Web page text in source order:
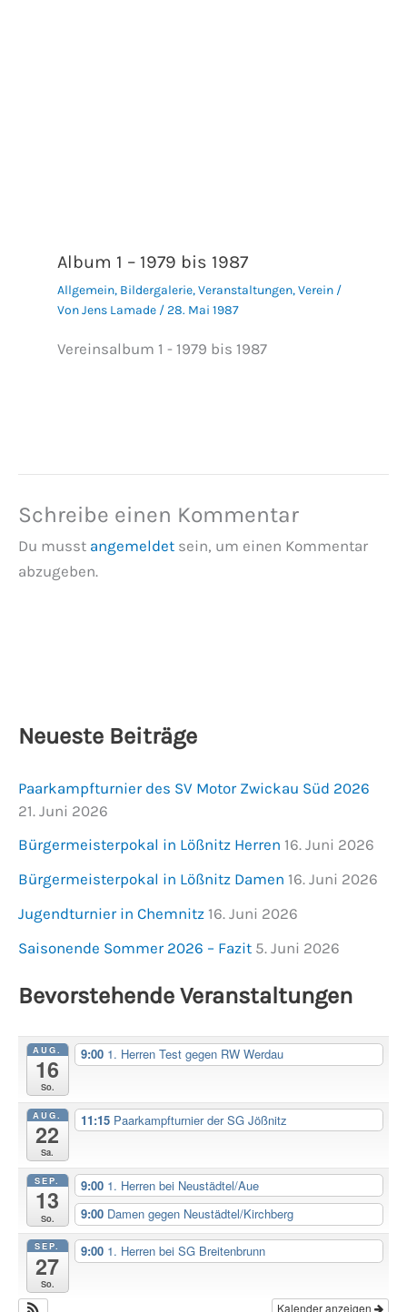
Album 1 – 1979 bis 1987
Allgemein, Bildergalerie,Veranstaltungen,Verein/
VonJens Lamade /28. Mai 1987
Vereinsalbum 1 - 1979 bis 1987
Schreibe einen Kommentar
Du musst angemeldet sein, um einen Kommentar
abzugeben.
Neueste Beiträge
Paarkampfturnier des SV Motor Zwickau Süd 2026
21. Juni 2026
Bürgermeisterpokal in Lößnitz Herren 16. Juni 2026
Bürgermeisterpokal in Lößnitz Damen 16. Juni 2026
Jugendturnier in Chemnitz 16. Juni 2026
Saisonende Sommer 2026 – Fazit 5. Juni 2026
Bevorstehende Veranstaltungen
AUG.
16
So.
9:00 1. Herren Test gegen RW Werdau
AUG.
22
Sa.
11:15 Paarkampfturnier der SG Jößnitz
SEP.
13
So.
9:00 1. Herren bei Neustädtel/Aue
9:00 Damen gegen Neustädtel/Kirchberg
SEP.
27
So.
9:00 1. Herren bei SG Breitenbrunn
Kalender anzeigen